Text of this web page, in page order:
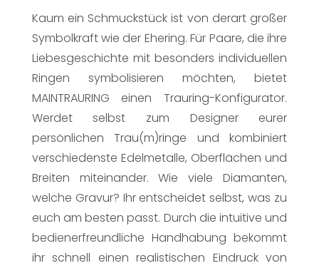
Kaum ein Schmuckstück ist von derart großer
Symbolkraft wie der Ehering. Für Paare, die ihre
Liebesgeschichte mit besonders individuellen
Ringen symbolisieren möchten, bietet
MAINTRAURING einen Trauring-Konfigurator.
Werdet selbst zum Designer eurer
persönlichen Trau(m)ringe und kombiniert
verschiedenste Edelmetalle, Oberflächen und
Breiten miteinander. Wie viele Diamanten,
welche Gravur? Ihr entscheidet selbst, was zu
euch am besten passt. Durch die intuitive und
bedienerfreundliche Handhabung bekommt
ihr schnell einen realistischen Eindruck von